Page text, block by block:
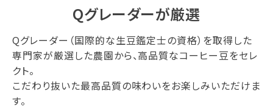
Qグレーダーが厳選
Qグレーダー（国際的な生豆鑑定士の資格）を取得した
専門家が厳選した農園から、高品質なコーヒー豆をセレ
クト。
こだわり抜いた最高品質の味わいをお楽しみいただけま
す。